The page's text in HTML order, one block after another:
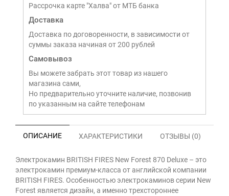
Рассрочка карте "Халва" от МТБ банка
Доставка
Доставка по договоренности, в зависимости от
суммы заказа начиная от 200 рублей
Самовывоз
Вы можете забрать этот товар из нашего
магазина сами,
Но предварительно уточните наличие, позвонив
по указанным на сайте телефонам
ОПИСАНИЕ ХАРАКТЕРИСТИКИ ОТЗЫВЫ (0)
Электрокамин BRITISH FIRES New Forest 870 Deluxe – это
электрокамин премиум-класса от английской компании
BRITISH FIRES. Особенностью электрокаминов серии New
Forest является дизайн, а именно трехстороннее